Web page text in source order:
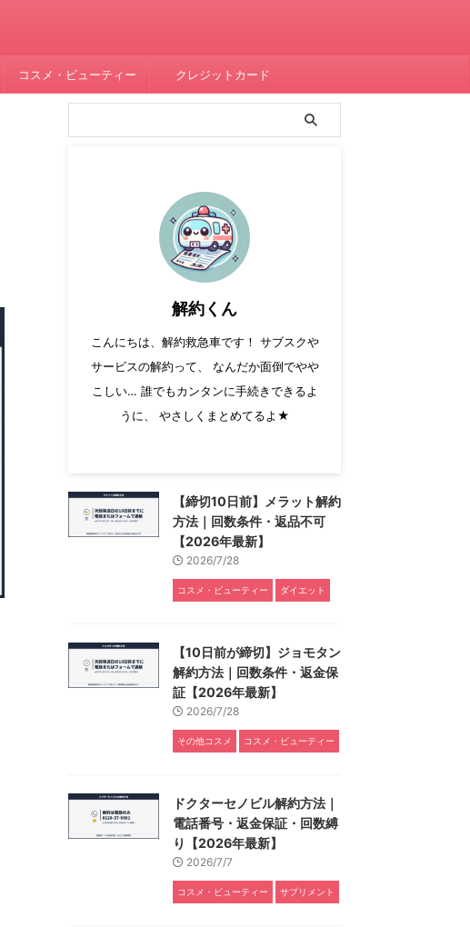
コスメ・ビューティー クレジットカード
解約くん
こんにちは、解約救急車です！ サブスクや
サービスの解約って、 なんだか面倒でやや
こしい… 誰でもカンタンに手続きできるよ
うに、 やさしくまとめてるよ★
【締切10日前】メラット解約
方法｜回数条件・返品不可
【2026年最新】
2026/7/28
コスメ・ビューティー ダイエット
【10日前が締切】ジョモタン
解約方法｜回数条件・返金保
証【2026年最新】
2026/7/28
その他コスメ コスメ・ビューティー
ドクターセノビル解約方法｜
電話番号・返金保証・回数縛
り【2026年最新】
2026/7/7
コスメ・ビューティー サプリメント